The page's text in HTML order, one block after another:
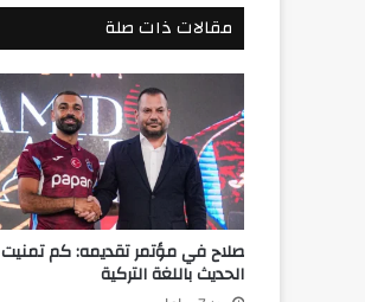
مقالات ذات صلة
صلاح في مؤتمر تقديمه: كم تمنيت
الحديث باللغة التركية